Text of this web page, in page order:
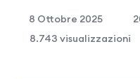
Сlienti
Casi studio
8 Ottobre 2025
8.743 visualizzazioni